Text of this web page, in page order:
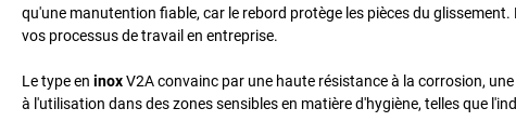
qu'une manutention fiable, car le rebord protège les pièces du
vos processus de travail en entreprise.
Le type en inoxV2A convainc par une haute résistance à la corrosion,
à l'utilisation dans des zones sensibles en matière d'hygiène, telles que